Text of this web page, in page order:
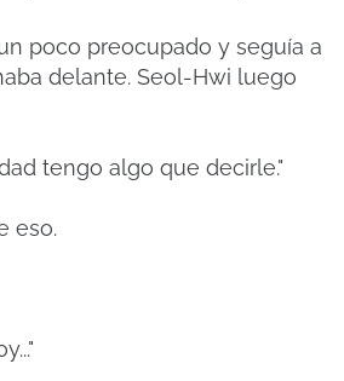
poco preocupado y seguía a
delante. Seol-Hwi luego
tengo algo que decirle."
eso.